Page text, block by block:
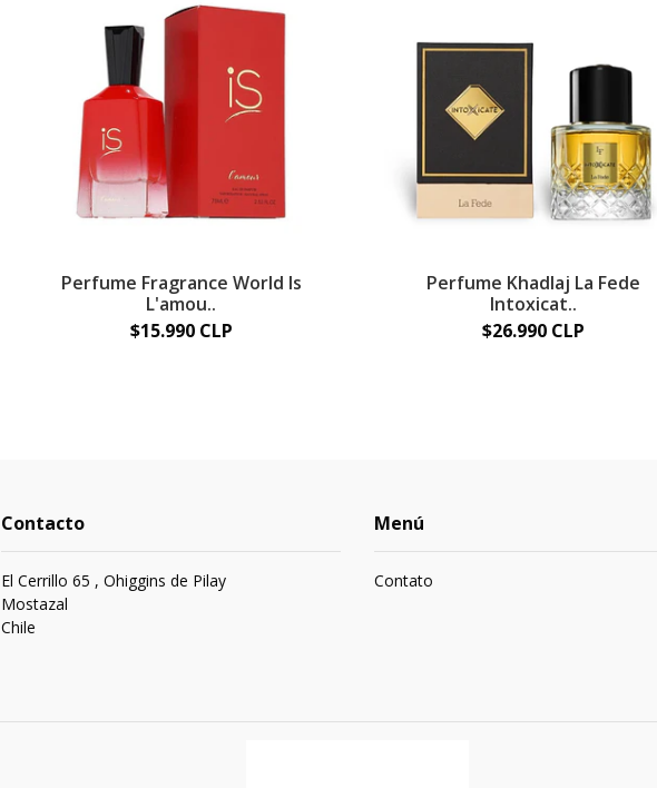
Perfume Fragrance World Is
L'amou..
$15.990 CLP
Perfume Khadlaj La Fede
Intoxicat..
$26.990 CLP
Contacto
El Cerrillo 65 , Ohiggins de Pilay
Mostazal
Chile
Menú
Contato